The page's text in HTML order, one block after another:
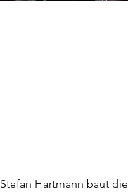
Stefan Hartmann baut